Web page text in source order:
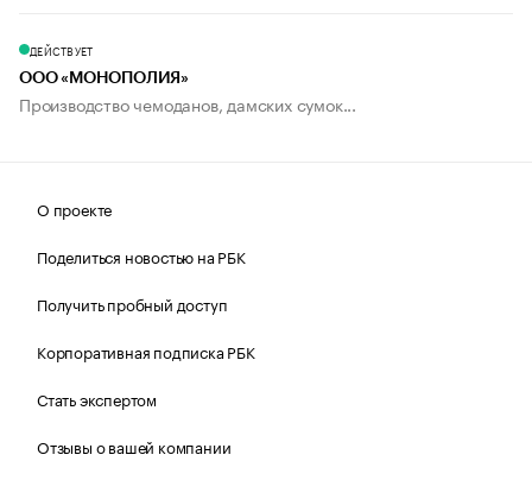
ДЕЙСТВУЕТ
ООО «МОНОПОЛИЯ»
Производство чемоданов, дамских сумок...
О проекте
Поделиться новостью на РБК
Получить пробный доступ
Корпоративная подписка РБК
Стать экспертом
Отзывы о вашей компании